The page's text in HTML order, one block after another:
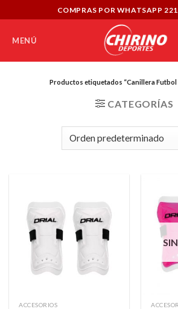
to
content
COMPRAS POR WHATSAPP
MENÚ
Productos etiquetados “Canillera Futbol
CATEGORÍAS
ACCESORIOS